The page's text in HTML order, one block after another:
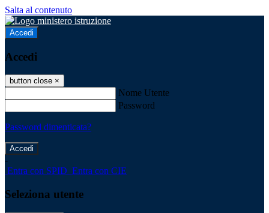
Salta al contenuto
Accedi
Accedi
button close ×
Nome Utente
Password
Password dimenticata?
-
Entra con SPID Entra con CIE
Seleziona utente